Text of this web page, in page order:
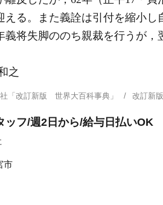
える。また義詮は引付を縮小
義将失脚ののち親裁を行うが
之
「改訂新版 世界大百科事典」 改訂新
ッフ/週2日から/給与日払いOK
市